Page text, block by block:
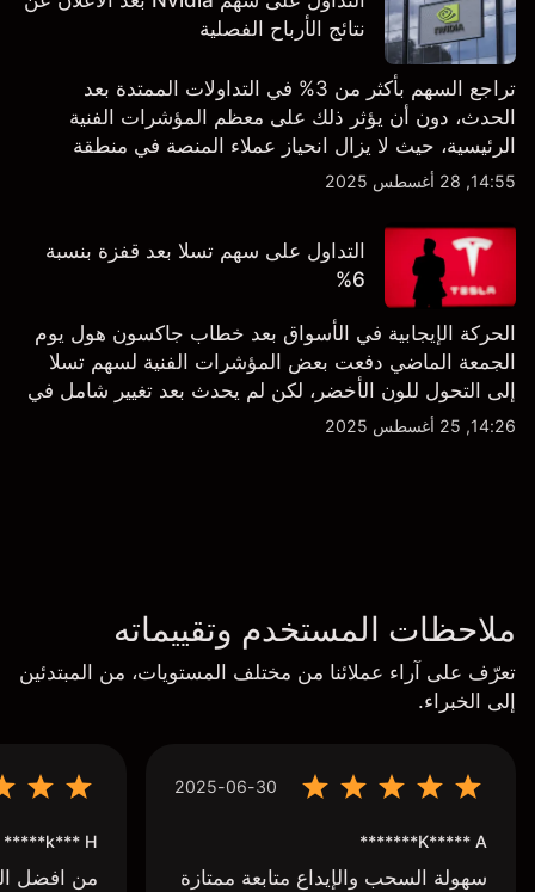
نتائج الأرباح الفصلية
تراجع السهم بأكثر من 3% في التداولات الممتدة بعد
الحدث، دون أن يؤثر ذلك على معظم المؤشرات الفنية
الرئيسية، حيث لا يزال انحياز عملاء المنصة في منطقة
الشراء المفرط.
14:55, 28 أغسطس 2025
التداول على سهم تسلا بعد قفزة بنسبة
6%
الحركة الإيجابية في الأسواق بعد خطاب جاكسون هول يوم
الجمعة الماضي دفعت بعض المؤشرات الفنية لسهم تسلا
إلى التحول للون الأخضر، لكن لم يحدث بعد تغيير شامل في
النظرة الفنية سواء على الإطار اليومي أو الأسبوعي.
14:26, 25 أغسطس 2025
ملاحظات المستخدم وتقييماته
تعرّف على آراء عملائنا من مختلف المستويات، من المبتدئين
إلى الخبراء.
2025-06-30
K***** A*******
سهولة السحب والإيداع متابعة ممتازة
k*** H*****
من افضل